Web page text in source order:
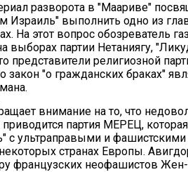
разворота в "Маариве"
Израиль" выполнить одно из
На этот вопрос обозреватель
выборах партии Нетаниягу,
представители религиозной
закон "о гражданских браках"
внимание на то, что
партия МЕРЕЦ,
с ультраправыми и
странах Европы.
французских неофашистов